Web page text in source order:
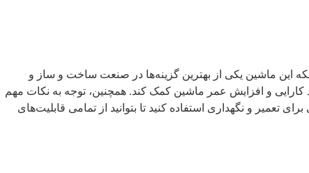
این ماشین یکی از بهترین گزینه‌ها در صنعت ساخت و ساز و
کارایی و افزایش عمر ماشین کمک کند. همچنین، توجه به نکات مهم
و نگهداری استفاده کنید تا بتوانید از تمامی قابلیت‌های